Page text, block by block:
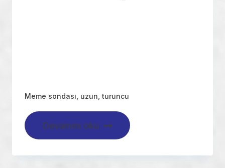
Meme sondası, uzun, turuncu
Devamını oku